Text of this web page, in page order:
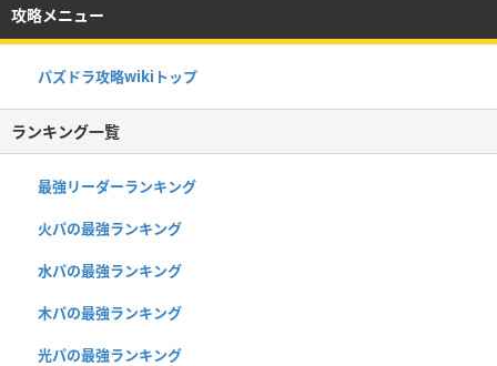
攻略メニュー
パズドラ攻略wikiトップ
ランキング一覧
最強リーダーランキング
火パの最強ランキング
水パの最強ランキング
木パの最強ランキング
光パの最強ランキング